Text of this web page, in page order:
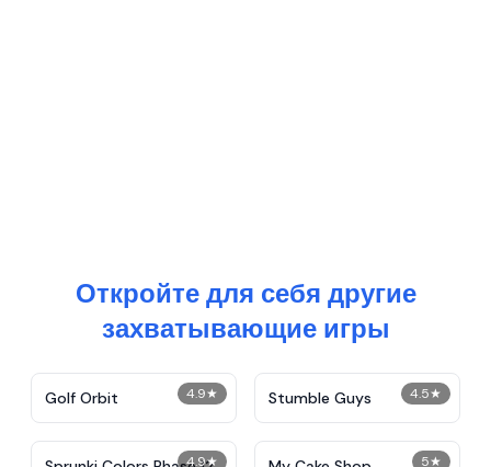
Откройте для себя другие
захватывающие игры
4.9★
Golf Orbit 4.5★
Stumble Guys
4.9★ 5★